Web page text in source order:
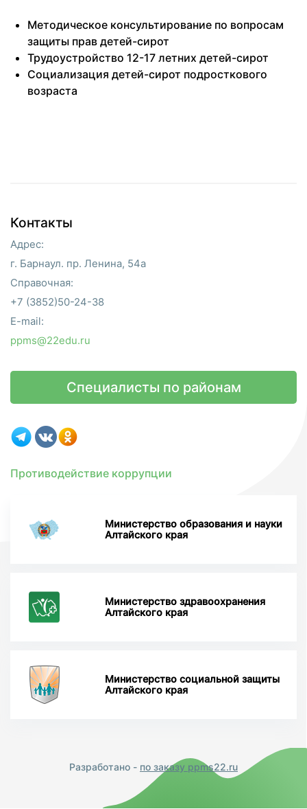
Методическое консультирование по вопросам
защиты прав детей-сирот
Трудоустройство 12-17 летних детей-сирот
Социализация детей-сирот подросткового
возраста
Контакты
Адрес:
г. Барнаул. пр. Ленина, 54а
Справочная:
+7 (3852)50-24-38
E-mail:
ppms@22edu.ru
Специалисты по районам
Противодействие коррупции
Министерство образования и науки
Алтайского края
Министерство здравоохранения
Алтайского края
Министерство социальной защиты
Алтайского края
Разработано - по заказу ppms22.ru